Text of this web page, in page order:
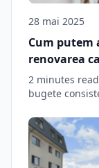
28 mai 2025
Cum putem
renovarea
2 minutes
bugete